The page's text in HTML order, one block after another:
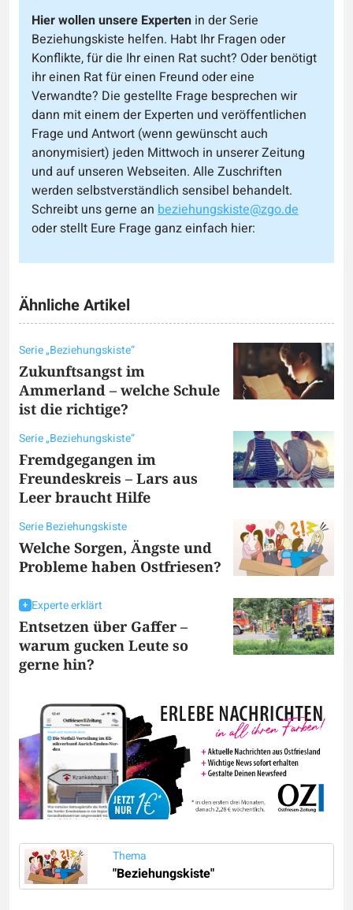
Hier wollen unsere Experten in der Serie
Beziehungskiste helfen. Habt Ihr Fragen oder
Konflikte, für die Ihr einen Rat sucht? Oder benötigt
ihr einen Rat für einen Freund oder eine
Verwandte? Die gestellte Frage besprechen wir
dann mit einem der Experten und veröffentlichen
Frage und Antwort (wenn gewünscht auch
anonymisiert) jeden Mittwoch in unserer Zeitung
und auf unseren Webseiten. Alle Zuschriften
werden selbstverständlich sensibel behandelt.
Schreibt uns gerne an beziehungskiste@zgo.de
oder stellt Eure Frage ganz einfach hier:
Ähnliche Artikel
Serie „Beziehungskiste“
Zukunftsangst im
Ammerland – welche Schule
ist die richtige?
Serie „Beziehungskiste“
Fremdgegangen im
Freundeskreis – Lars aus
Leer braucht Hilfe
Serie Beziehungskiste
Welche Sorgen, Ängste und
Probleme haben Ostfriesen?
Experte erklärt
Entsetzen über Gaffer –
warum gucken Leute so
gerne hin?
Thema
"Beziehungskiste"